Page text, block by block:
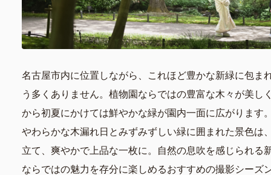
名古屋市内に位置しながら、これほど豊かな新緑に包ま
う多くありません。植物園ならではの豊富な木々が美し
から初夏にかけては鮮やかな緑が園内一面に広がります
やわらかな木漏れ日とみずみずしい緑に囲まれた景色は
立て、爽やかで上品な一枚に。自然の息吹を感じられる
ならではの魅力を存分に楽しめるおすすめの撮影シーズ